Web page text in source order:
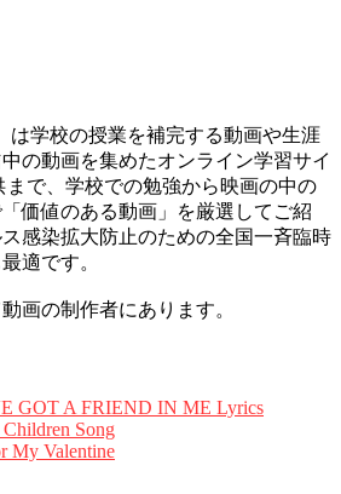
は学校の授業を補完する動画や生涯
の動画を集めたオンライン学習サイ
まで、学校での勉強から映画の中の
価値のある動画」を厳選してご紹
感染拡大防止のための全国一斉臨時
適です。
画の制作者にあります。
GOT A FRIEND IN ME Lyrics
Children Song
My Valentine